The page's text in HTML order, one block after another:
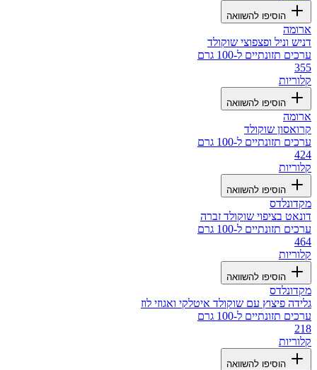
הוסיפו להשוואה
ארומה
דניש וניל ופצפוצי שוקולד
ערכים תזונתיים ל-100 גרם
355
קלוריות
הוסיפו להשוואה
ארומה
קרואסון שוקולד
ערכים תזונתיים ל-100 גרם
424
קלוריות
הוסיפו להשוואה
מקדונלדס
דונאט בציפוי שוקולד זברה
ערכים תזונתיים ל-100 גרם
464
קלוריות
הוסיפו להשוואה
מקדונלדס
גלידה פיצוץ עם שוקולד איטלקי ואגוזי לוז
ערכים תזונתיים ל-100 גרם
218
קלוריות
הוסיפו להשוואה